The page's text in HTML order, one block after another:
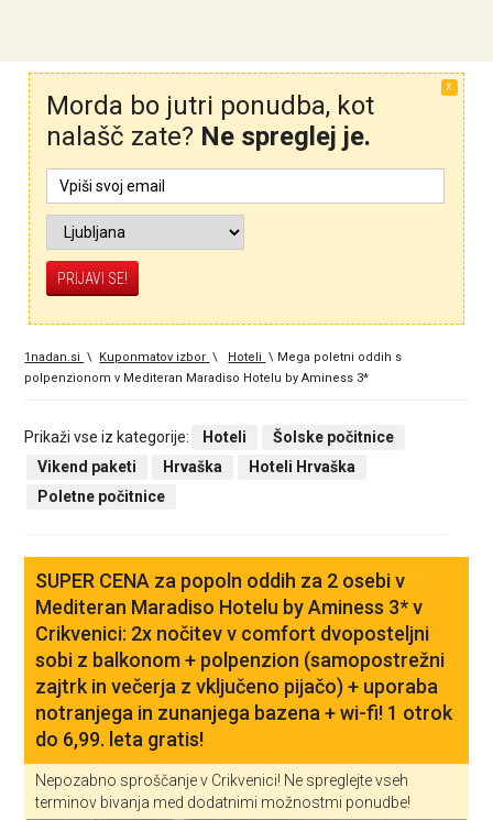
X
Morda bo jutri ponudba, kot
nalašč zate? Ne spreglej je.
1nadan.si \ Kuponmatov izbor \ Hoteli \ Mega poletni oddih s
polpenzionom v Mediteran Maradiso Hotelu by Aminess 3*
Prikaži vse iz kategorije: Hoteli
Šolske počitnice
Vikend paketi
Hrvaška
Hoteli Hrvaška
Poletne počitnice
SUPER CENA za popoln oddih za 2 osebi v
Mediteran Maradiso Hotelu by Aminess 3* v
Crikvenici: 2x nočitev v comfort dvoposteljni
sobi z balkonom + polpenzion (samopostrežni
zajtrk in večerja z vključeno pijačo) + uporaba
notranjega in zunanjega bazena + wi-fi! 1 otrok
do 6,99. leta gratis!
Nepozabno sproščanje v Crikvenici! Ne spreglejte vseh
terminov bivanja med dodatnimi možnostmi ponudbe!